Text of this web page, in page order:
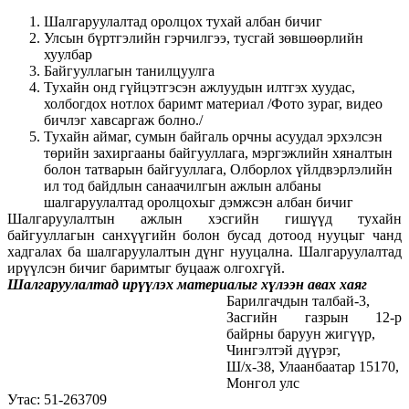
Шалгаруулалтад оролцох тухай албан бичиг
Улсын бүртгэлийн гэрчилгээ, тусгай зөвшөөрлийн
хуулбар
Байгууллагын танилцуулга
Тухайн онд гүйцэтгэсэн ажлуудын илтгэх хуудас,
холбогдох нотлох баримт материал /Фото зураг, видео
бичлэг хавсаргаж болно./
Тухайн аймаг, сумын байгаль орчны асуудал эрхэлсэн
төрийн захиргааны байгууллага, мэргэжлийн хяналтын
болон татварын байгууллага, Олборлох үйлдвэрлэлийн
ил тод байдлын санаачилгын ажлын албаны
шалгаруулалтад оролцохыг дэмжсэн албан бичиг
Шалгаруулалтын ажлын хэсгийн гишүүд тухайн
байгууллагын санхүүгийн болон бусад дотоод нууцыг чанд
хадгалах ба шалгаруулалтын дүнг нууцална. Шалгаруулалтад
ирүүлсэн бичиг баримтыг буцааж олгохгүй.
Шалгаруулалтад ирүүлэх материалыг хүлээн авах хаяг
Барилгачдын талбай-3,
Засгийн газрын 12-р
байрны баруун жигүүр,
Чингэлтэй дүүрэг,
Ш/х-38, Улаанбаатар 15170,
Монгол улс
Утас: 51-263709